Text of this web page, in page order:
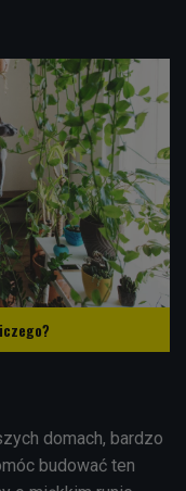
domach, bardzo
budować ten